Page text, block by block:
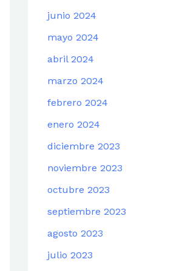
junio 2024
mayo 2024
abril 2024
marzo 2024
febrero 2024
enero 2024
diciembre 2023
noviembre 2023
octubre 2023
septiembre 2023
agosto 2023
julio 2023